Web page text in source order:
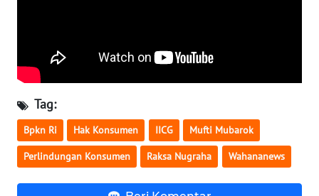
Tag:
Bpkn Ri Hak Konsumen IICG Mufti Mubarok
Perlindungan Konsumen Raksa Nugraha Wahananews
NTB
WN
SULTENG
WN